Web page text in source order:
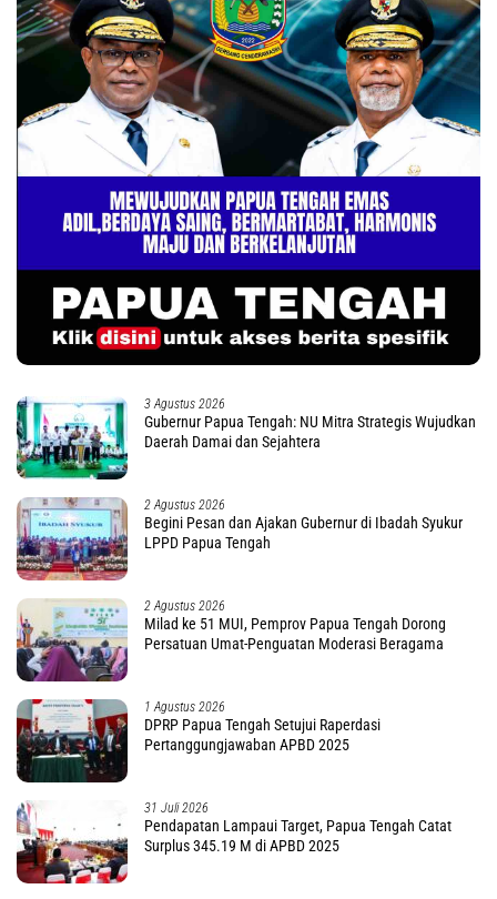
3 Agustus 2026
Gubernur Papua Tengah: NU Mitra Strategis Wujudkan
Daerah Damai dan Sejahtera
2 Agustus 2026
Begini Pesan dan Ajakan Gubernur di Ibadah Syukur
LPPD Papua Tengah
2 Agustus 2026
Milad ke 51 MUI, Pemprov Papua Tengah Dorong
Persatuan Umat-Penguatan Moderasi Beragama
1 Agustus 2026
DPRP Papua Tengah Setujui Raperdasi
Pertanggungjawaban APBD 2025
31 Juli 2026
Pendapatan Lampaui Target, Papua Tengah Catat
Surplus 345.19 M di APBD 2025